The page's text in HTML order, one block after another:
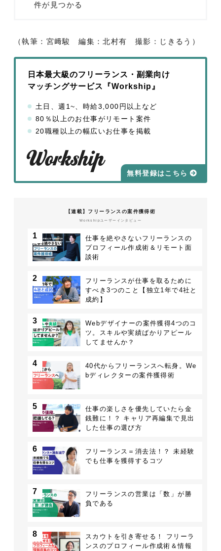
件が見つかる
（執筆：宮﨑駿 編集：北村有 撮影：じきるう）
日本最大級のフリーランス・副業向け
マッチングサービス『Workship』
土日、週1~、時給3,000円以上など
80％以上のお仕事がリモート案件
20職種以上の幅広いお仕事を掲載
無料登録はこちら
【連載】フリーランスの案件獲得術
Workshipユーザーインタビュー
1
仕事を絶やさないフリーランスの
プロフィール作成術＆リモート面
談術
2
フリーランスが仕事を取るために
すべき3つのこと【独立1年で4社と
成約】
3
Webデザイナーの案件獲得4つのコ
ツ。スキルや実績ばかりアピール
してませんか？
4
40代からフリーランスへ転身。We
bディレクターの案件獲得術
5
仕事の楽しさを優先していたら金
銭難に！？ キャリア再編集で見出
した仕事の選び方
6
フリーランス＝消去法！？ 未経験
でも仕事を獲得するコツ
7
フリーランスの営業は「数」が勝
負である
8
スカウトを引き寄せる！ フリーラ
ンスのプロフィール作成術＆情報